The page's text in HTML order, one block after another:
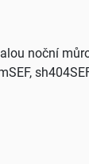
noční